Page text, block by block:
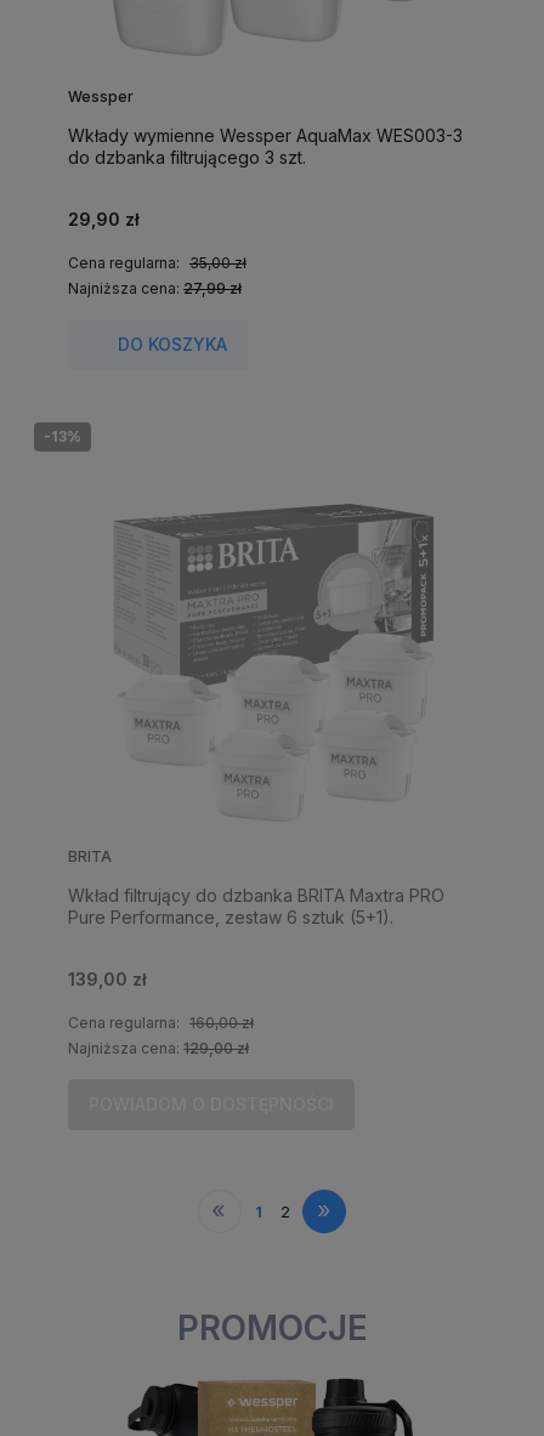
Wessper
Wkłady wymienne Wessper AquaMax WES003-3
do dzbanka filtrującego 3 szt.
29,90 zł
Cena regularna: 35,00 zł
Najniższa cena: 27,99 zł
DO KOSZYKA
BRITA
Wkład filtrujący do dzbanka BRITA Maxtra PRO
Pure Performance, zestaw 6 sztuk (5+1).
139,00 zł
Cena regularna: 160,00 zł
Najniższa cena: 129,00 zł
-13%
« 1 2 »
PROMOCJE